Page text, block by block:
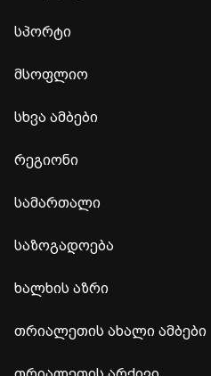
სპორტი
მსოფლიო
სხვა ამბები
რეგიონი
სამართალი
საზოგადოება
ხალხის აზრი
თრიალეთის ახალი ამბები